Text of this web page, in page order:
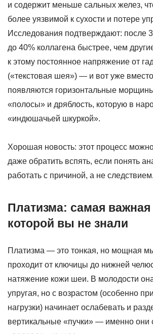
и содержит меньше сальных желез,
более уязвимой к сухости и потере
Исследования подтверждают: после
до 40% коллагена быстрее, чем
к этому постоянное напряжение от
(«текстовая шея») — и вот уже
появляются горизонтальные
«полосы» и дряблость, которую в
«индюшачьей шкуркой».
Хорошая новость: этот процесс
даже обратить вспять, если понять
работать с причиной, а не следствием.
Платизма: самая
которой вы не знали
Платизма — это тонкая, но мощная
проходит от ключицы до нижней
натяжение кожи шеи. В молодости
упругая, но с возрастом (особенно
нагрузки) начинает ослабевать и
вертикальные «пучки» — именно они